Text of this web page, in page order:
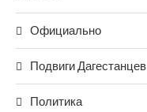
Официально
Подвиги Дагестанцев
Политика